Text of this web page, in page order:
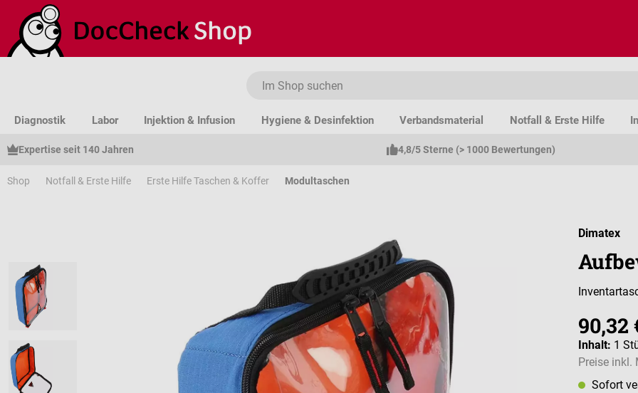
Hauptinhalt springen
Zur Suche springen
Zur Hauptnavigation springen
Diagnostik Labor Injektion & Infusion Hygiene & Desinfektion Verbandsmaterial Notfall & Erste Hilfe
Expertise seit 140 Jahren 4,8/5 Sterne (> 1000 Bewertungen)
Shop Notfall & Erste Hilfe Erste Hilfe Taschen & Koffer Modultaschen
Dimatex
90,32
Inhalt: 1
Preise inkl.
Sofort